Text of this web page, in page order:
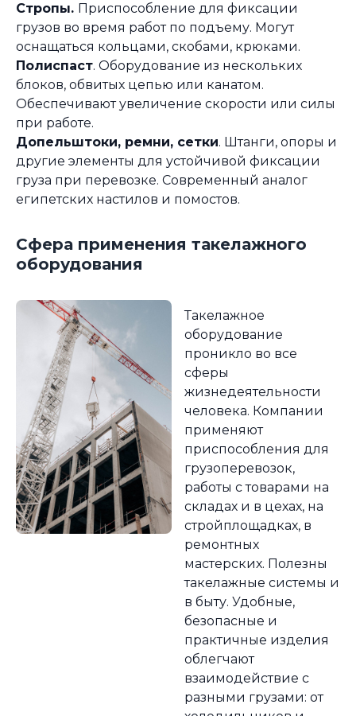
Стропы. Приспособление для фиксации
грузов во время работ по подъему. Могут
оснащаться кольцами, скобами, крюками.
Полиспаст. Оборудование из нескольких
блоков, обвитых цепью или канатом.
Обеспечивают увеличение скорости или силы
при работе.
Допельштоки, ремни, сетки. Штанги, опоры и
другие элементы для устойчивой фиксации
груза при перевозке. Современный аналог
египетских настилов и помостов.
Сфера применения такелажного
оборудования
Такелажное
оборудование
проникло во все
сферы
жизнедеятельности
человека. Компании
применяют
приспособления для
грузоперевозок,
работы с товарами на
складах и в цехах, на
стройплощадках, в
ремонтных
мастерских. Полезны
такелажные системы и
в быту. Удобные,
безопасные и
практичные изделия
облегчают
взаимодействие с
разными грузами: от